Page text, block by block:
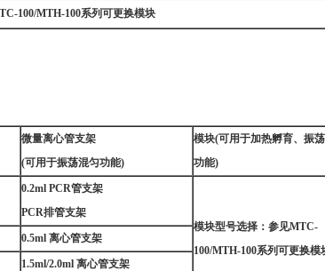
100/MTH-100系列可更换模块
微量离心管支架
(可用于振荡混匀功能)
模块(可用于加热孵育、振
功能)
0.2ml PCR管支架
PCR排管支架
模块型号选择：参见MTC-
100/MTH-100系列可更换模
0.5ml 离心管支架
1.5ml/2.0ml 离心管支架